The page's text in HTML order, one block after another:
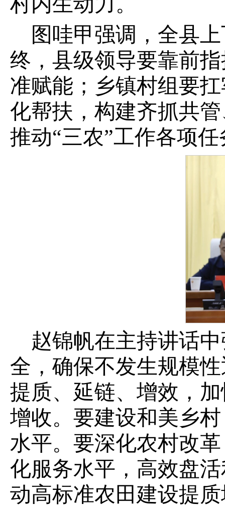
图哇甲强调，全县
终，县级领导要靠前
准赋能；乡镇村组要
化帮扶，构建齐抓共
推动“三农”工作各项
赵锦帆在主持讲话
全，确保不发生规模
提质、延链、增效，
增收。要建设和美乡
水平。要深化农村改
化服务水平，高效盘
动高标准农田建设提